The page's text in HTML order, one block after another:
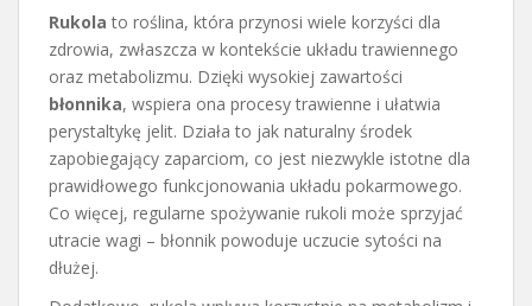
Rukola to roślina, która przynosi wiele korzyści dla
zdrowia, zwłaszcza w kontekście układu trawiennego
oraz metabolizmu. Dzięki wysokiej zawartości
błonnika, wspiera ona procesy trawienne i ułatwia
perystaltykę jelit. Działa to jak naturalny środek
zapobiegający zaparciom, co jest niezwykle istotne dla
prawidłowego funkcjonowania układu pokarmowego.
Co więcej, regularne spożywanie rukoli może sprzyjać
utracie wagi – błonnik powoduje uczucie sytości na
dłużej.